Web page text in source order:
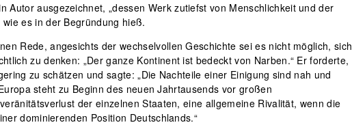
Autor ausgezeichnet, „dessen Werk zutiefst von Menschlichkeit und der
es in der Begründung hieß.
Rede, angesichts der wechselvollen Geschichte sei es nicht möglich, sich
zu denken: „Der ganze Kontinent ist bedeckt von Narben.“ Er forderte,
zu schätzen und sagte: „Die Nachteile einer Einigung sind nah und
steht zu Beginn des neuen Jahrtausends vor großen
der einzelnen Staaten, eine allgemeine Rivalität, wenn die
dominierenden Position Deutschlands.“